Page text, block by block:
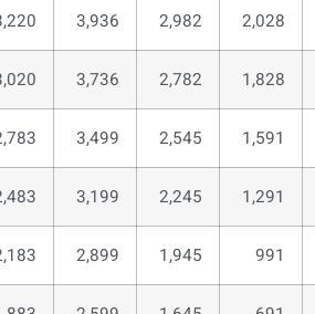
2,028
2,982
3,936
1,828
2,782
3,736
1,591
2,545
3,499
1,291
2,245
3,199
991
1,945
2,899